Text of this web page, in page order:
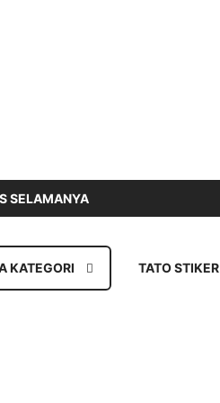
SELAMANYA
KATEGORI TATO STIKER